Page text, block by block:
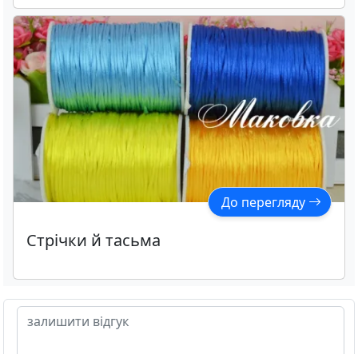
До перегляду
Стрічки й тасьма